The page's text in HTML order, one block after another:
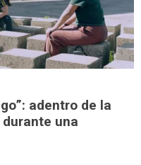
adentro de la
una